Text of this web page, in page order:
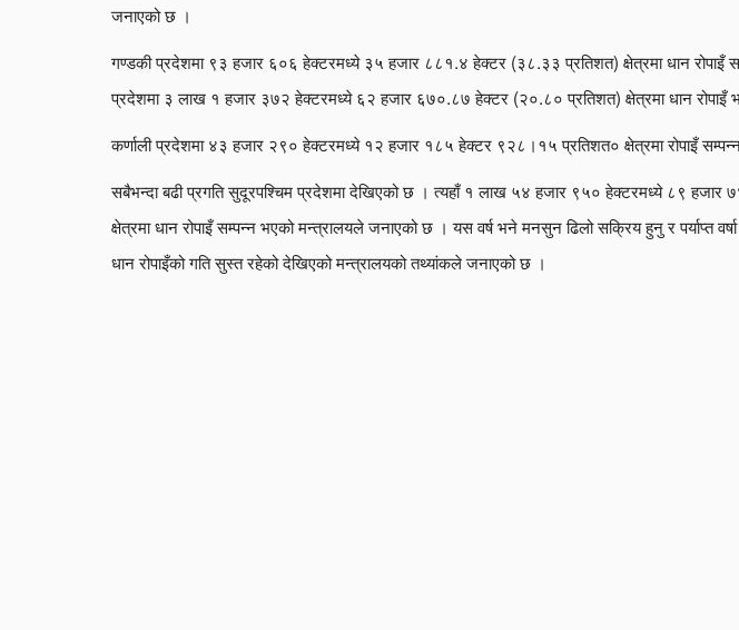
जनाएको छ ।
गण्डकी प्रदेशमा ९३ हजार ६०६ हेक्टरमध्ये ३५ हजार ८८१.४ हेक्टर (३८.३३ प्रतिशत) क्षेत्रमा धान रोपाइँ
प्रदेशमा ३ लाख १ हजार ३७२ हेक्टरमध्ये ६२ हजार ६७०.८७ हेक्टर (२०.८० प्रतिशत) क्षेत्रमा धान रोपाइँ
कर्णाली प्रदेशमा ४३ हजार २९० हेक्टरमध्ये १२ हजार १८५ हेक्टर ९२८।१५ प्रतिशत० क्षेत्रमा रोपाइँ
सबैभन्दा बढी प्रगति सुदूरपश्चिम प्रदेशमा देखिएको छ । त्यहाँ १ लाख ५४ हजार ९५० हेक्टरमध्ये ८९
क्षेत्रमा धान रोपाइँ सम्पन्न भएको मन्त्रालयले जनाएको छ । यस वर्ष भने मनसुन ढिलो सक्रिय हुनु र पर्याप्त
धान रोपाइँको गति सुस्त रहेको देखिएको मन्त्रालयको तथ्यांकले जनाएको छ ।